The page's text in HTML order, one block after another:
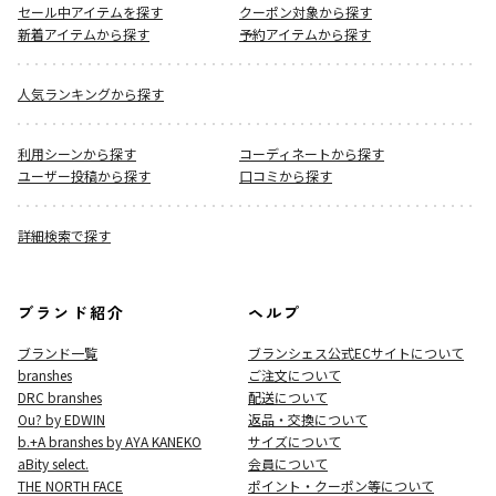
セール中アイテムを探す
クーポン対象から探す
新着アイテムから探す
予約アイテムから探す
人気ランキングから探す
利用シーンから探す
コーディネートから探す
ユーザー投稿から探す
口コミから探す
詳細検索で探す
ブランド紹介
ブランド一覧
branshes
DRC branshes
Ou? by EDWIN
b.+A branshes by AYA KANEKO
aBity select.
THE NORTH FACE
ヘルプ
ブランシェス公式ECサイトについて
ご注文について
配送について
返品・交換について
サイズについて
会員について
ポイント・クーポン等について